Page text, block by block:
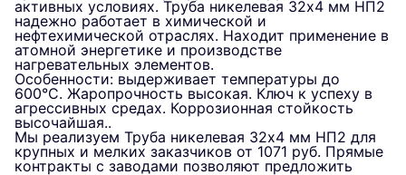
активных условиях. Труба никелевая 32х4 мм НП2
надежно работает в химической и
нефтехимической отраслях. Находит применение в
атомной энергетике и производстве
нагревательных элементов.
Особенности: выдерживает температуры до
600°C. Жаропрочность высокая. Ключ к успеху в
агрессивных средах. Коррозионная стойкость
высочайшая..
Мы реализуем Труба никелевая 32х4 мм НП2 для
крупных и мелких заказчиков от 1071 руб. Прямые
контракты с заводами позволяют предложить